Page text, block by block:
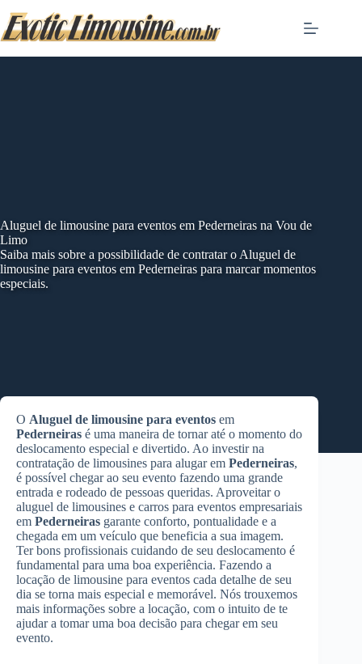
to
content
Aluguel de limousine para eventos em Pederneiras na Vou de
Limo
Saiba mais sobre a possibilidade de contratar o Aluguel de
limousine para eventos em Pederneiras para marcar momentos
especiais.
O Aluguel de limousine para eventos em
Pederneiras é uma maneira de tornar até o momento do
deslocamento especial e divertido. Ao investir na
contratação de limousines para alugar em Pederneiras,
é possível chegar ao seu evento fazendo uma grande
entrada e rodeado de pessoas queridas. Aproveitar o
aluguel de limousines e carros para eventos empresariais
em Pederneiras garante conforto, pontualidade e a
chegada em um veículo que beneficia a sua imagem.
Ter bons profissionais cuidando de seu deslocamento é
fundamental para uma boa experiência. Fazendo a
locação de limousine para eventos cada detalhe de seu
dia se torna mais especial e memorável. Nós trouxemos
mais informações sobre a locação, com o intuito de te
ajudar a tomar uma boa decisão para chegar em seu
evento.